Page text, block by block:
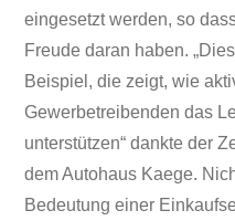
eingesetzt werden, so
Freude daran haben.
Beispiel, die zeigt, wie
Gewerbetreibenden das
unterstützen“ dankte der
dem Autohaus Kaege.
Bedeutung einer